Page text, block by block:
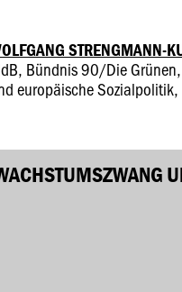
STRENGMANN-
Bündnis 90/Die
europäische